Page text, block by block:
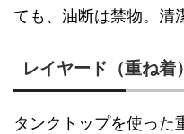
ても、油断は禁物。清
レイヤード（重ね着
タンクトップを使った